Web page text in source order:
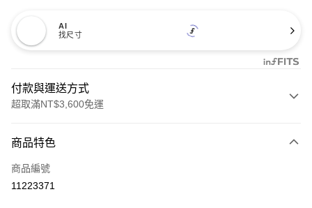
AI
找尺寸
付款與運送方式
超取滿NT$3,600免運
信用卡一次付款
信用卡分期付款
商品特色
商品編號
11223371